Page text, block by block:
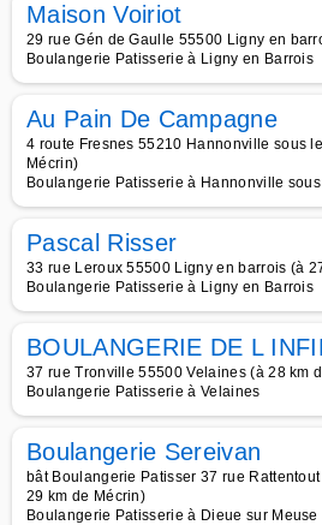
Maison Voiriot
29 rue Gén de Gaulle 55500 Ligny en
Boulangerie Patisserie à Ligny en Barrois
Au Pain De Campagne
4 route Fresnes 55210 Hannonville sous
Mécrin)
Boulangerie Patisserie à Hannonville
Pascal Risser
33 rue Leroux 55500 Ligny en barrois (à
Boulangerie Patisserie à Ligny en Barrois
BOULANGERIE DE L
37 rue Tronville 55500 Velaines (à 28 km
Boulangerie Patisserie à Velaines
Boulangerie Sereivan
bât Boulangerie Patisser 37 rue
29 km de Mécrin)
Boulangerie Patisserie à Dieue sur Meuse